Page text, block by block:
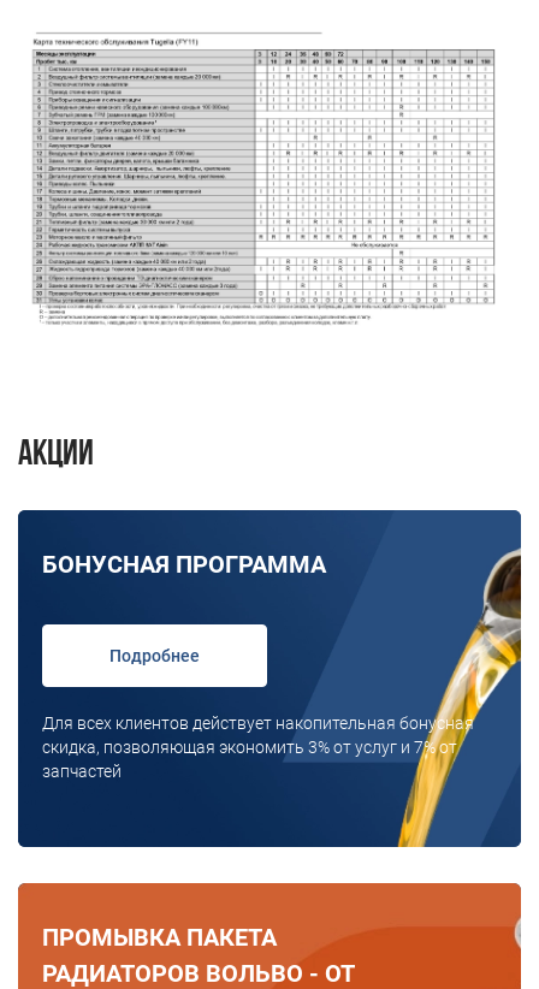
Акции
БОНУСНАЯ ПРОГРАММА
Подробнее
Для всех клиентов действует накопительная бонусная
скидка, позволяющая экономить 3% от услуг и 7% от
запчастей
ПРОМЫВКА ПАКЕТА
РАДИАТОРОВ ВОЛЬВО - ОТ